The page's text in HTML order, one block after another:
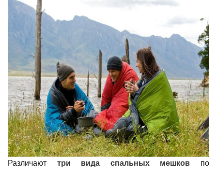
Различают три вида спальных мешков
по